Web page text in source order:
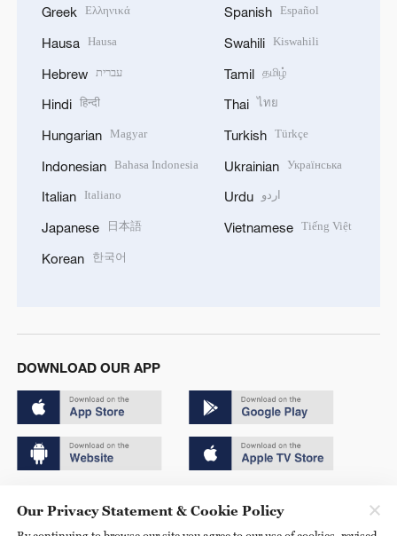
Greek Ελληνικά
Hausa Hausa
Hebrew עברית
Hindi हिन्दी
Hungarian Magyar
Indonesian Bahasa Indonesia
Italian Italiano
Japanese 日本語
Korean 한국어
Spanish Español
Swahili Kiswahili
Tamil தமிழ்
Thai ไทย
Turkish Türkçe
Ukrainian Українська
Urdu اردو
Vietnamese Tiếng Việt
DOWNLOAD OUR APP
京ICP备20000184号
Our Privacy Statement & Cookie Policy